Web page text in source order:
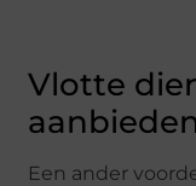
Vlotte
Een ander